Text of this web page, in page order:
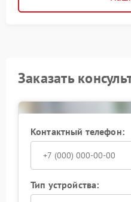
Заказать
Контактный телефон:
Тип устройства: